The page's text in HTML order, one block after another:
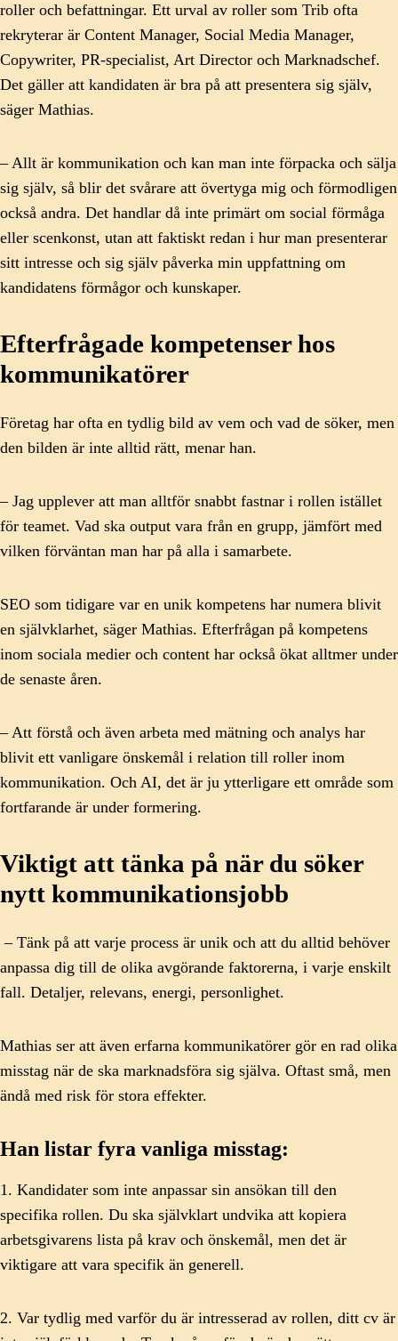
roller och befattningar. Ett urval av roller som Trib ofta
rekryterar är Content Manager, Social Media Manager,
Copywriter, PR-specialist, Art Director och Marknadschef.
Det gäller att kandidaten är bra på att presentera sig själv,
säger Mathias.
– Allt är kommunikation och kan man inte förpacka och sälja
sig själv, så blir det svårare att övertyga mig och förmodligen
också andra. Det handlar då inte primärt om social förmåga
eller scenkonst, utan att faktiskt redan i hur man presenterar
sitt intresse och sig själv påverka min uppfattning om
kandidatens förmågor och kunskaper.
Efterfrågade kompetenser hos
kommunikatörer
Företag har ofta en tydlig bild av vem och vad de söker, men
den bilden är inte alltid rätt, menar han.
– Jag upplever att man alltför snabbt fastnar i rollen istället
för teamet. Vad ska output vara från en grupp, jämfört med
vilken förväntan man har på alla i samarbete.
SEO som tidigare var en unik kompetens har numera blivit
en självklarhet, säger Mathias. Efterfrågan på kompetens
inom sociala medier och content har också ökat alltmer under
de senaste åren.
– Att förstå och även arbeta med mätning och analys har
blivit ett vanligare önskemål i relation till roller inom
kommunikation. Och AI, det är ju ytterligare ett område som
fortfarande är under formering.
Viktigt att tänka på när du söker
nytt kommunikationsjobb
– Tänk på att varje process är unik och att du alltid behöver
anpassa dig till de olika avgörande faktorerna, i varje enskilt
fall. Detaljer, relevans, energi, personlighet.
Mathias ser att även erfarna kommunikatörer gör en rad olika
misstag när de ska marknadsföra sig själva. Oftast små, men
ändå med risk för stora effekter.
Han listar fyra vanliga misstag:
1. Kandidater som inte anpassar sin ansökan till den
specifika rollen. Du ska självklart undvika att kopiera
arbetsgivarens lista på krav och önskemål, men det är
viktigare att vara specifik än generell.
2. Var tydlig med varför du är intresserad av rollen, ditt cv är